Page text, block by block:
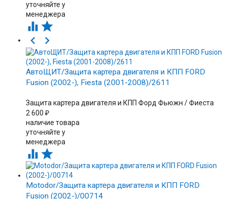
уточняйте у
менеджера
 


АвтоЩИТ/Защита картера двигателя и КПП FORD
Fusion (2002-), Fiesta (2001-2008)/2611
Защита картера двигателя и КПП Форд Фьюжн / Фиеста
2 600 ₽
наличие товара
уточняйте у
менеджера
 
Motodor/Защита картера двигателя и КПП FORD
Fusion (2002-)/00714